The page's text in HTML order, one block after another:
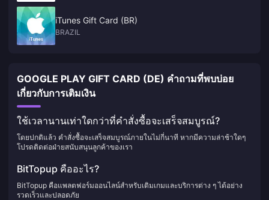
iTunes Gift Card (BR)
BRAZIL
GOOGLE PLAY GIFT CARD (DE) คำถามที่พบบ่อย
เกี่ยวกับการเติมเงิน
ใช้เวลานานเท่าใดกว่าที่คำสั่งซื้อจะเสร็จสมบูรณ์?
โดยปกติแล้ว คำสั่งซื้อจะเสร็จสมบูรณ์ภายในไม่กี่นาที หากมีความล่าช้าใดๆ
โปรดติดต่อฝ่ายสนับสนุนลูกค้าของเรา
BitTopup คืออะไร?
BitTopup คือแพลตฟอร์มออนไลน์สำหรับเติมเกมและบริการต่าง ๆ ได้อย่าง
รวดเร็วและปลอดภัย